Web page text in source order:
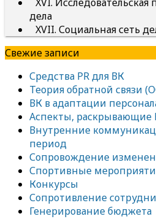
дела
XVII. Социальная сеть
Свежие записи
Средства PR для ВК
Теория обратной связи
ВК в адаптации
Аспекты, раскрывающие
Внутренние
период
Сопровождение
Спортивные
Конкурсы
Сопротивление
Генерирование бюджета